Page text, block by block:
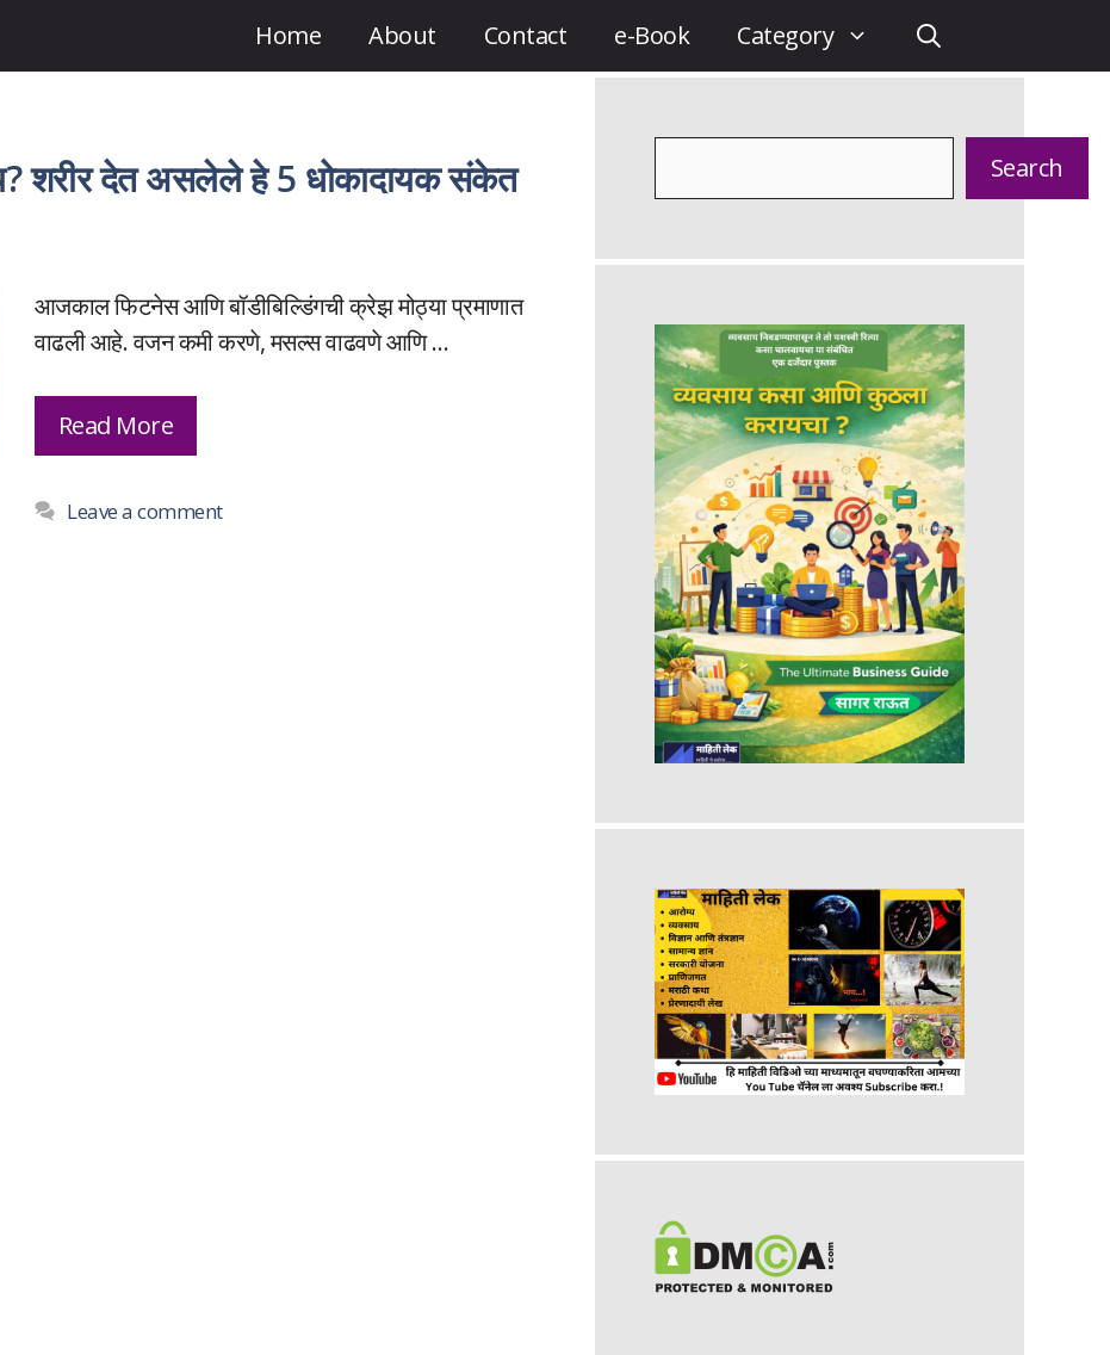
Home About Contact e-Book Category
शरीर देत असलेले हे 5 धोकादायक संकेत
आजकाल फिटनेस आणि बॉडीबिल्डिंगची क्रेझ मोठ्या प्रमाणात
वाढली आहे. वजन कमी करणे, मसल्स वाढवणे आणि …
Read More
Leave a comment
Search